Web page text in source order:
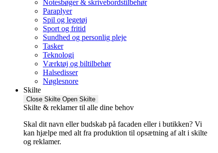
Notesbøger & skrivebordstilbehør
Paraplyer
Spil og legetøj
Sport og fritid
Sundhed og personlig pleje
Tasker
Teknologi
Værktøj og biltilbehør
Halsedisser
Nøglesnore
Skilte
Close Skilte Open Skilte
Skilte & reklamer til alle dine behov
Skal dit navn eller budskab på facaden eller i butikken? Vi
kan hjælpe med alt fra produktion til opsætning af alt i skilte
og reklamer.